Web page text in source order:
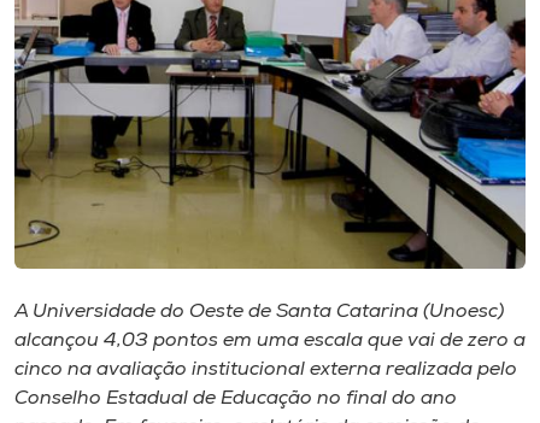
Biblioteca
Editora
Rádio
Museu
Unoesc
Store
A Universidade do Oeste de Santa Catarina (Unoesc)
alcançou 4,03 pontos em uma escala que vai de zero a
cinco na avaliação institucional externa realizada pelo
Conselho Estadual de Educação no final do ano